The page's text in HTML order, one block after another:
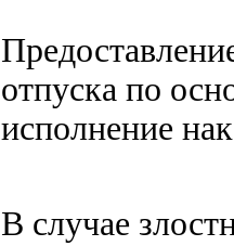
отпуска по
исполнение
В случае